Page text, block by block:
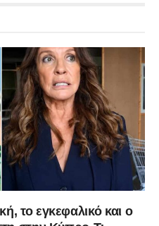
το εγκεφαλικό και ο